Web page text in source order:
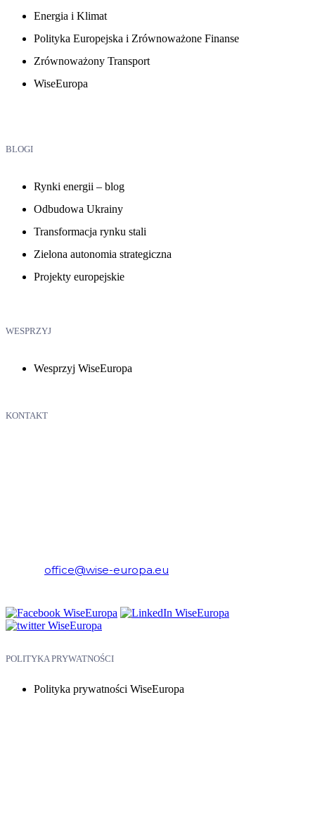
Energia i Klimat
Polityka Europejska i Zrównoważone Finanse
Zrównoważony Transport
WiseEuropa
BLOGI
Rynki energii – blog
Odbudowa Ukrainy
Transformacja rynku stali
Zielona autonomia strategiczna
Projekty europejskie
WESPRZYJ
Wesprzyj WiseEuropa
KONTAKT
office@wise-europa.eu
POLITYKA PRYWATNOŚCI
Polityka prywatności WiseEuropa